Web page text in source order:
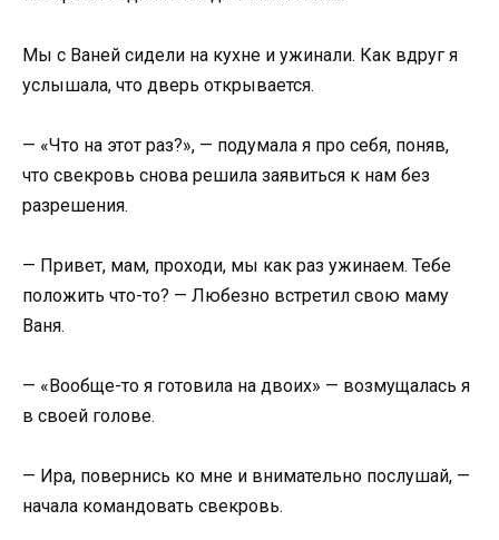
Мы с Ваней сидели на кухне и ужинали. Как вдруг я
услышала, что дверь открывается.
— «Что на этот раз?», — подумала я про себя, поняв,
что свекровь снова решила заявиться к нам без
разрешения.
— Привет, мам, проходи, мы как раз ужинаем. Тебе
положить что-то? — Любезно встретил свою маму
Ваня.
— «Вообще-то я готовила на двоих» — возмущалась я
в своей голове.
— Ира, повернись ко мне и внимательно послушай, —
начала командовать свекровь.